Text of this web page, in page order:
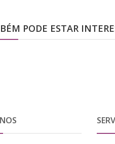
PODE ESTAR